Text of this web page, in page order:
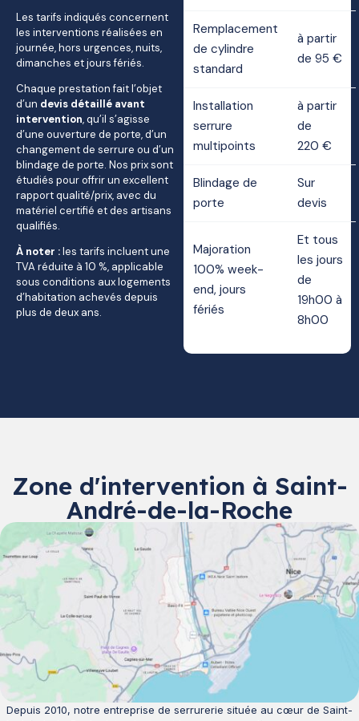
Les tarifs indiqués concernent
les interventions réalisées en
journée, hors urgences, nuits,
dimanches et jours fériés.
Chaque prestation fait l’objet
d’un devis détaillé avant
intervention, qu’il s’agisse
d’une ouverture de porte, d’un
changement de serrure ou d’un
blindage de porte. Nos prix sont
étudiés pour offrir un excellent
rapport qualité/prix, avec du
matériel certifié et des artisans
qualifiés.
À noter :les tarifs incluent une
TVA réduite à 10 %, applicable
sous conditions aux logements
d’habitation achevés depuis
plus de deux ans.
Remplacement
de cylindre
standard
à partir
de 95 €
Installation
serrure
multipoints
à partir
de
220 €
Blindage de
porte
Sur
devis
Majoration
100% week-
end, jours
fériés
Et tous
les jours
de
19h00 à
8h00
Zone d'intervention à Saint-
André-de-la-Roche
Depuis 2010, notre entreprise de serrurerie située au cœur de Saint-